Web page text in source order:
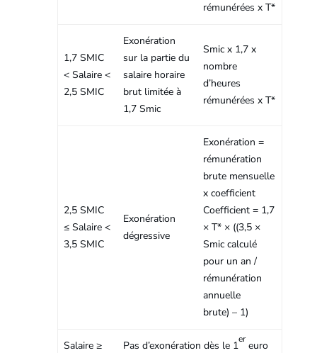
rémunérées x T*
1,7 SMIC
< Salaire <
2,5 SMIC
Exonération
sur la partie du
salaire horaire
brut limitée à
1,7 Smic
Smic x 1,7 x
nombre
d’heures
rémunérées x T*
2,5 SMIC
≤ Salaire <
3,5 SMIC
Exonération
dégressive
Exonération =
rémunération
brute mensuelle
x coefficient
Coefficient = 1,7
× T* × ((3,5 ×
Smic calculé
pour un an /
rémunération
annuelle
brute) – 1)
Salaire ≥
Pas d’exonération dès le 1er euro